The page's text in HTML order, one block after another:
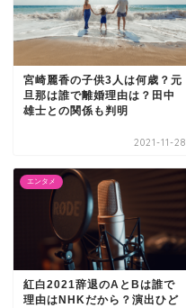
宮崎麗香の子供3人は何歳？元
旦那は誰で離婚理由は？田中
雄士との関係も判明
2021-11-28
エンタメ
紅白2021辞退のAとBは誰で
理由はNHKだから？演出ひど